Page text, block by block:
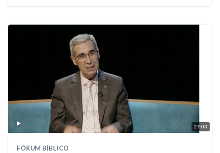
27:03
FÓRUM BÍBLICO